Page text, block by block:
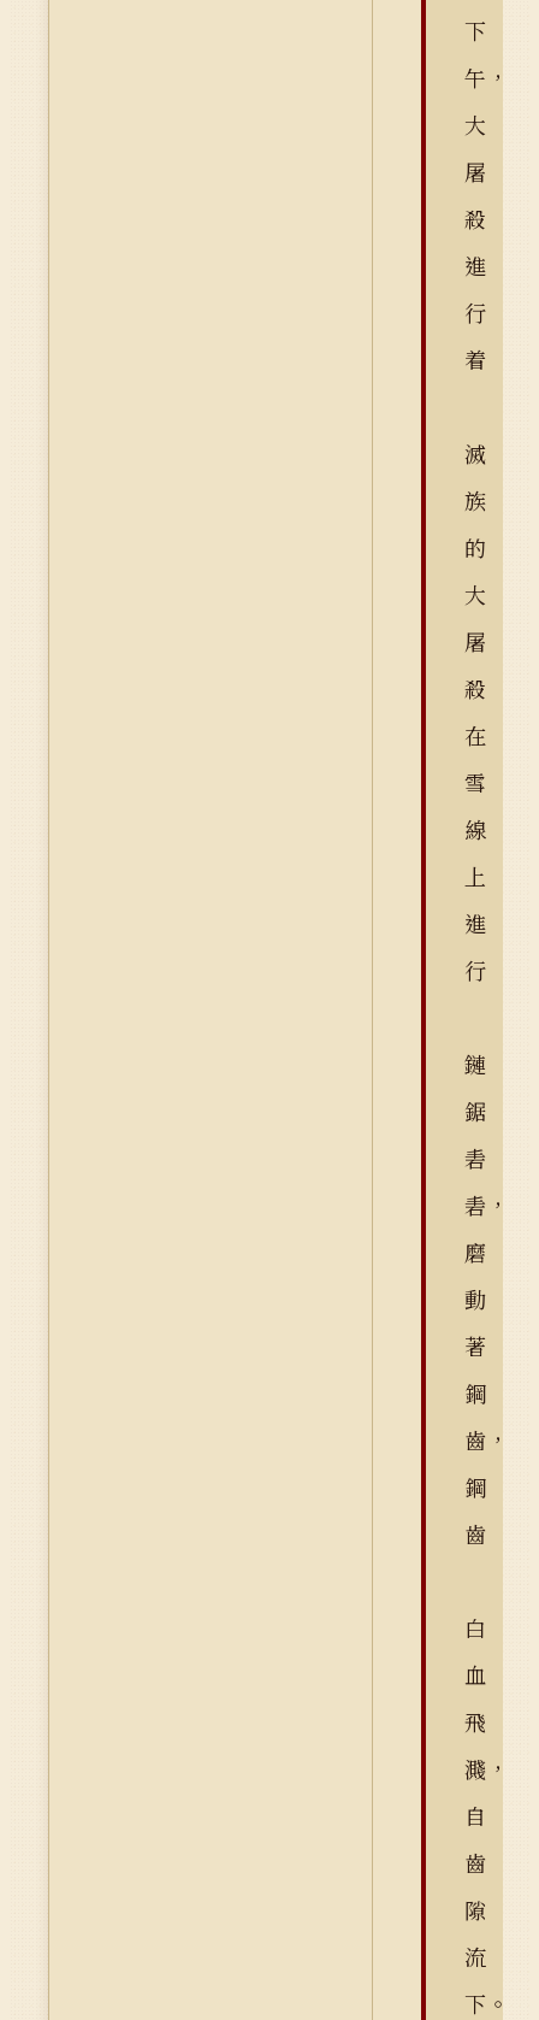
下
午，
大
屠
殺
進
行
着
滅
族
的
大
屠
殺
在
雪
線
上
進
行
鏈
鋸
砉
砉，
磨
動
著
鋼
齒，
鋼
齒
白
血
飛
濺，
自
齒
隙
流
下。